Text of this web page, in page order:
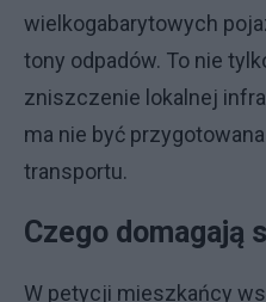
wielkogabarytowych
tony odpadów. To nie
zniszczenie lokalnej
ma nie być
transportu.
Czego domagają
W petycji mieszkańcy